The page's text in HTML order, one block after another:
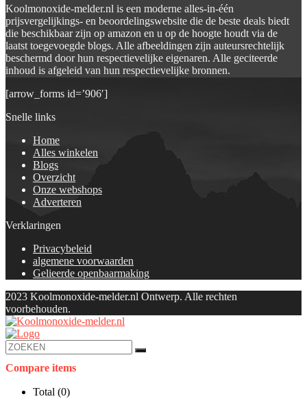
Koolmonoxide-melder.nl is een moderne alles-in-één
prijsvergelijkings- en beoordelingswebsite die de beste deals biedt
die beschikbaar zijn op amazon en u op de hoogte houdt via de
laatst toegevoegde blogs. Alle afbeeldingen zijn auteursrechtelijk
beschermd door hun respectievelijke eigenaren. Alle geciteerde
inhoud is afgeleid van hun respectievelijke bronnen.
[arrow_forms id=’906′]
Snelle links
Home
Alles winkelen
Blogs
Overzicht
Onze webshops
Adverteren
Verklaringen
Privacybeleid
algemene voorwaarden
Gelieerde openbaarmaking
2023 Koolmonoxide-melder.nl Ontwerp. Alle rechten
voorbehouden.
Compare items
Total (0)